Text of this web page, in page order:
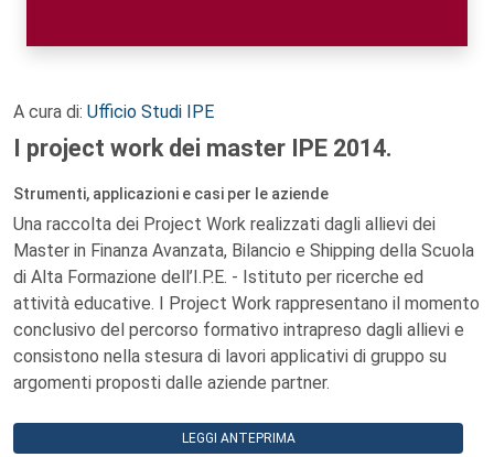
A cura di: Ufficio Studi IPE
I project work dei master IPE 2014.
Strumenti, applicazioni e casi per le aziende
Una raccolta dei Project Work realizzati dagli allievi dei
Master in Finanza Avanzata, Bilancio e Shipping della Scuola
di Alta Formazione dell’I.P.E. - Istituto per ricerche ed
attività educative. I Project Work rappresentano il momento
conclusivo del percorso formativo intrapreso dagli allievi e
consistono nella stesura di lavori applicativi di gruppo su
argomenti proposti dalle aziende partner.
LEGGI ANTEPRIMA